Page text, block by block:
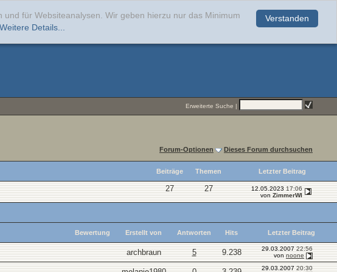
Verstanden
für Websiteanalysen. Wir geben hierzu nur das Minimum
Weitere Details...
Erweiterte Suche |
Forum-Optionen Dieses Forum durchsuchen
Beiträge Themen Letzter Beitrag
27 27 12.05.2023 17:06
von ZimmerWI
Bewertung Erstellt von Antworten Hits Letzter Beitrag
archbraun 5 9.238 29.03.2007 22:56
von noone
29.03.2007 20:30